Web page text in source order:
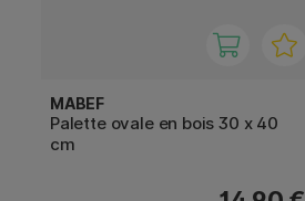
MABEF
Palette ovale en bois 30 x 40
cm